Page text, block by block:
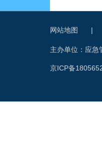
网站地图 |
主办单位：应急
京ICP备